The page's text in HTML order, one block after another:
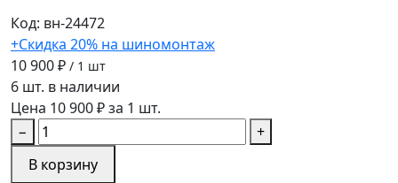
Код: вн-24472
+Скидка 20% на шиномонтаж
10 900 ₽ / 1 шт
6 шт. в наличии
Цена 10 900 ₽ за 1 шт.
−
+
В корзину